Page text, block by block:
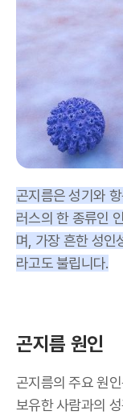
곤지름은 성기와
러스의 한 종류인
며, 가장 흔한 성인
라고도 불립니다.
곤지름 원인
곤지름의 주요 원
보유한 사람과의